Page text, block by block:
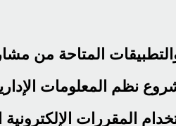
المتاحة من
نظم المعلومات
المقررات